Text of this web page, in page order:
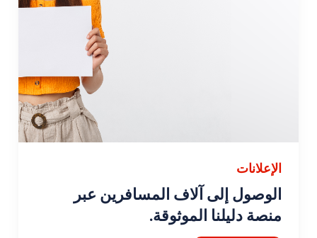
الإعلانات
الوصول إلى آلاف المسافرين عبر
منصة دليلنا الموثوقة.